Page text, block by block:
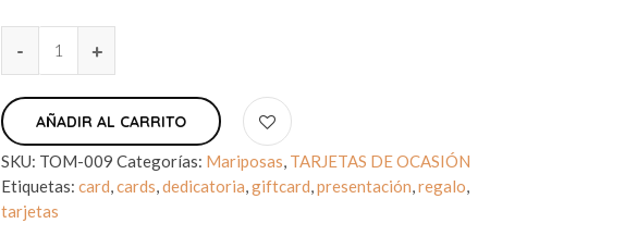
AÑADIR AL CARRITO
SKU: TOM-009 Categorías: Mariposas, TARJETAS DE OCASIÓN
Etiquetas:card,cards,dedicatoria,giftcard,presentación,regalo,
tarjetas